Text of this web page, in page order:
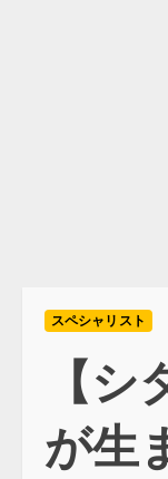
スペシャリスト
【
が生